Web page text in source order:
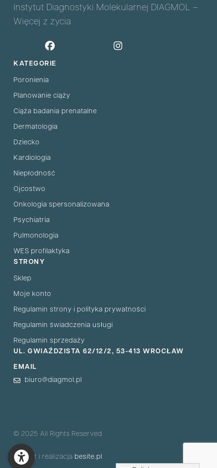
Instytut Diagnostyki Molekularnej DIAGMOL –
Więcej z życia
KATEGORIE
Poronienia
Planowanie ciąży
Ciąża badania prenatalne
Dermatologia
Dziecko
Kardiologia
Niepłodność
Ojcostwo
Onkologia spersonalizowana
Psychiatria
Pulmonologia
WES profilaktyka
STRONY
Sklep
Moje konto
Regulamin strony i polityka prywatności
Regulamin świadczenia usługi
Regulamin sprzedaży
UL. GWIAŹDZISTA 62/12/2, 53-413 WROCŁAW
EMAIL
biuro@diagmol.pl
© 2025 All Rights Reserved
Projekt i realizacja besite.pl